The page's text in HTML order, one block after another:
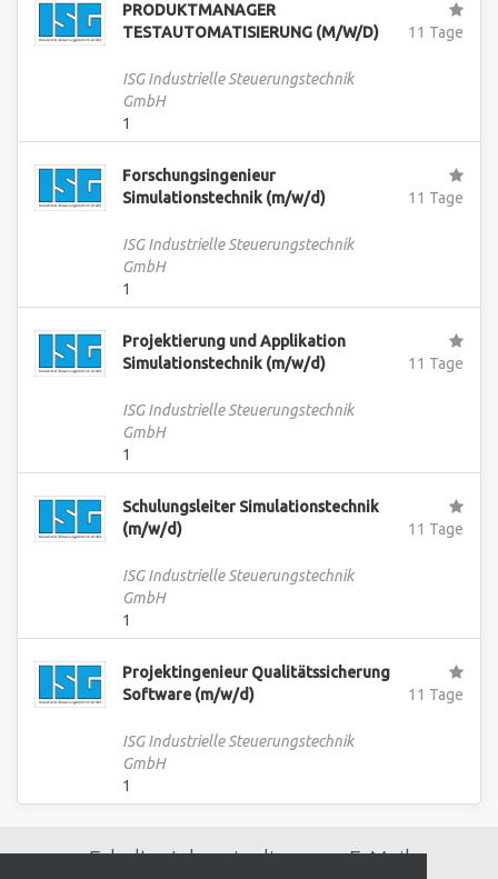
PRODUKTMANAGER
TESTAUTOMATISIERUNG (M/W/D)
ISG Industrielle Steuerungstechnik
GmbH
1
11 Tage
Forschungsingenieur
Simulationstechnik (m/w/d)
ISG Industrielle Steuerungstechnik
GmbH
1
11 Tage
Projektierung und Applikation
Simulationstechnik (m/w/d)
ISG Industrielle Steuerungstechnik
GmbH
1
11 Tage
Schulungsleiter Simulationstechnik
(m/w/d)
ISG Industrielle Steuerungstechnik
GmbH
1
11 Tage
Projektingenieur Qualitätssicherung
Software (m/w/d)
ISG Industrielle Steuerungstechnik
GmbH
1
11 Tage
Erhalte Jobs wie diese per E-Mail